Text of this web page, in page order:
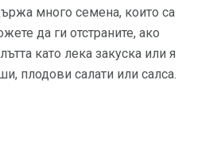
много семена, които са
да ги отстраните, ако
като лека закуска или я
плодови салати или салса.